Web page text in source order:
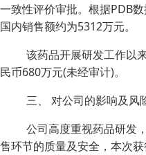
一致性评价审批。根据PDB
国内销售额约为5312万元。
该药品开展研发工作以
民币680万元(未经审计)。
三、 对公司的影响及风
公司高度重视药品研发
售环节的质量及安全，本次